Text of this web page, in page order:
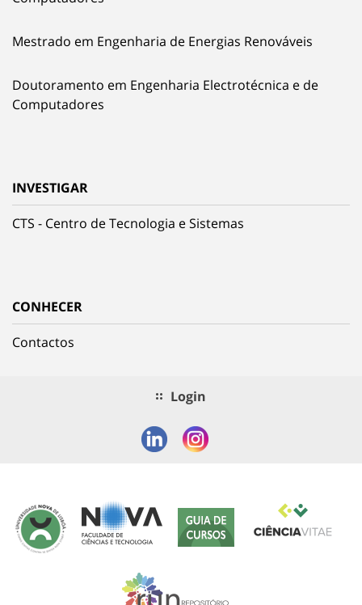
Mestrado em Engenharia de Energias Renováveis
Doutoramento em Engenharia Electrotécnica e de
Computadores
INVESTIGAR
CTS - Centro de Tecnologia e Sistemas
CONHECER
Contactos
Login